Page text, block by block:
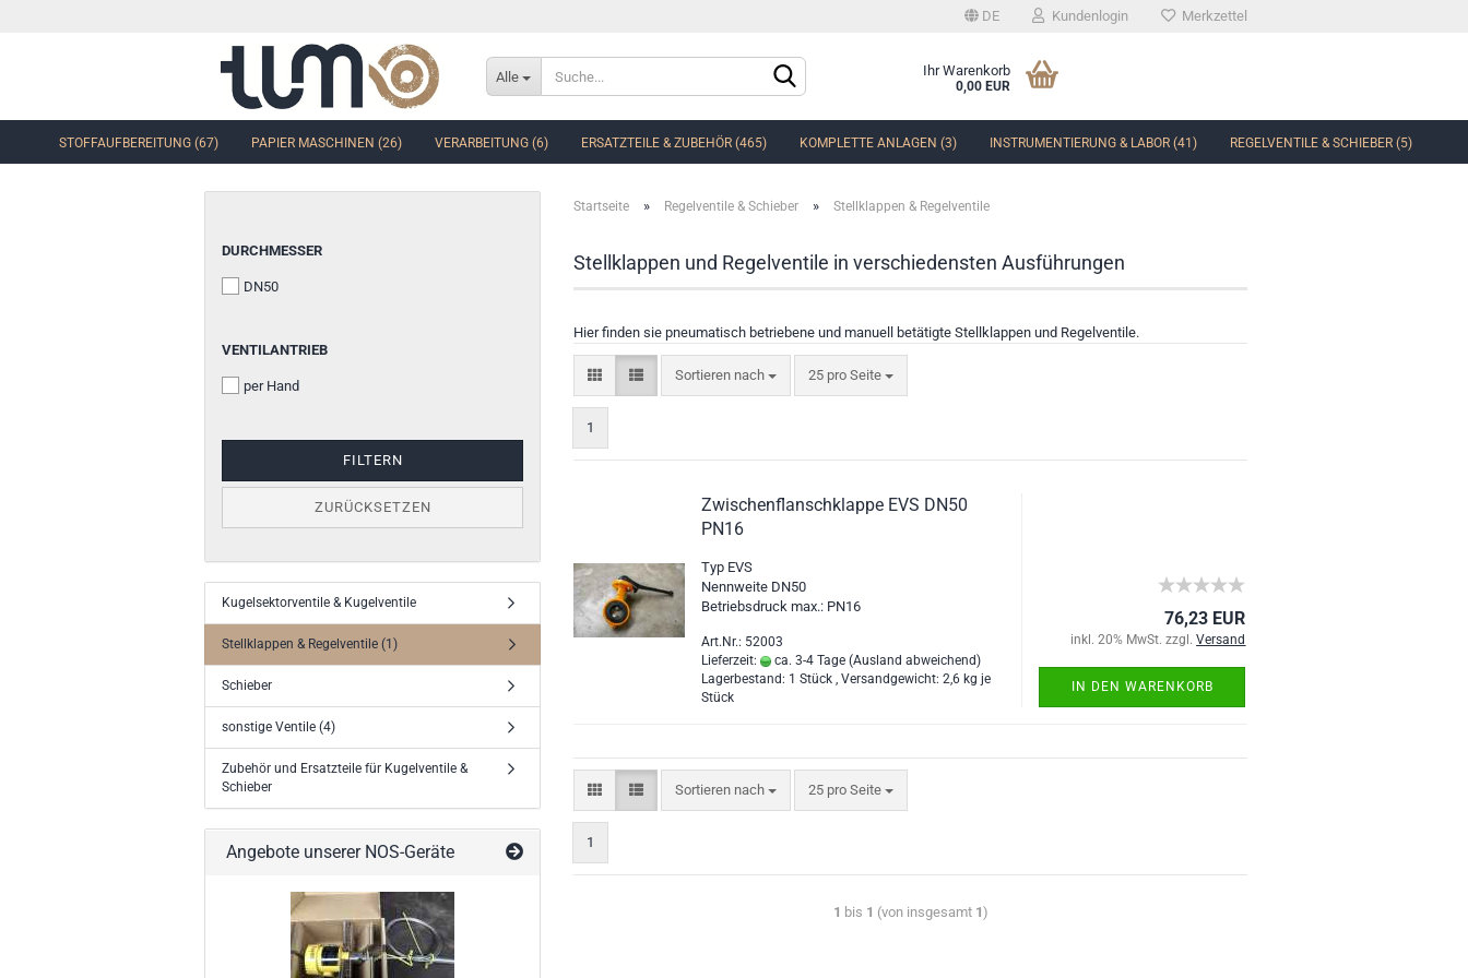
DE
Sprache auswählen
Lieferland
Kundenlogin
Passwort vergessen?
Merkzettel
Alle Ihr Warenkorb
0,00 EUR
STOFFAUFBEREITUNG (67) PAPIER MASCHINEN (26) VERARBEITUNG (6) ERSATZTEILE & ZUBEHÖR (465) KOMPLETTE ANLAGEN (3) INSTRUMENTIERUNG & LABOR (41) REGELVENTILE & SCHIEBER (5)
Startseite » Regelventile & Schieber » Stellklappen & Regelventile
Stellklappen und Regelventile in verschiedensten Ausführungen
Hier finden sie pneumatisch betriebene und manuell betätigte Stellklappen und Regelventile.
Sortieren nach 25 pro Seite
1
Zwischenflanschklappe EVS DN50
PN16
Typ EVS
Nennweite DN50
Betriebsdruck max.: PN16
Art.Nr.: 52003
Lieferzeit:
ca. 3-4 Tage (Ausland abweichend)
Lagerbestand: 1 Stück , Versandgewicht:2,6 kg je
Stück
76,23 EUR
inkl. 20% MwSt. zzgl.Versand
IN DEN WARENKORB
Sortieren nach 25 pro Seite
1
1 bis 1 (von insgesamt 1)
DURCHMESSER
DN50
VENTILANTRIEB
per Hand
FILTERN
ZURÜCKSETZEN
Kugelsektorventile & Kugelventile
Stellklappen & Regelventile (1)
Schieber
sonstige Ventile (4)
Zubehör und Ersatzteile für Kugelventile &
Schieber
Angebote unserer NOS-Geräte